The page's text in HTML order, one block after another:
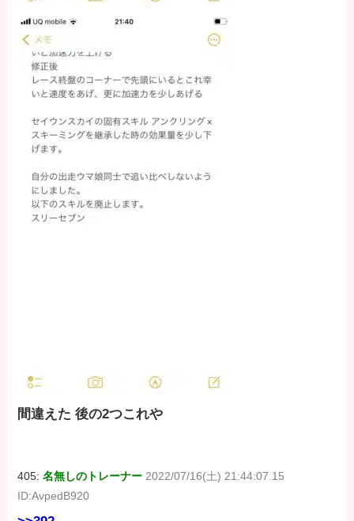
間違えた 後の2つこれや
405:名無しのトレーナー 2022/07/16(土) 21:44:07.15
ID:AvpedB920